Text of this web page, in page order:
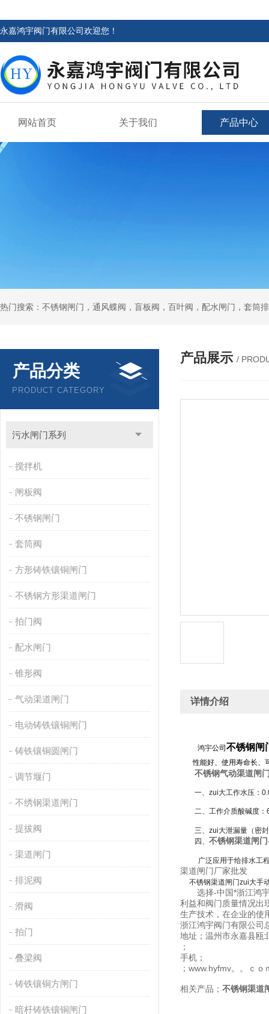
永嘉鸿宇阀门有限公司欢迎您！
网站首页 关于我们 产品中心
热门搜索：不锈钢闸门，通风蝶阀，盲板阀，百叶阀，配水闸门，套筒
产品分类
PRODUCT CATEGORY
污水闸门系列
搅拌机
闸板阀
不锈钢闸门
套筒阀
方形铸铁镶铜闸门
不锈钢方形渠道闸门
拍门阀
配水闸门
锥形阀
气动渠道闸门
电动铸铁镶铜闸门
铸铁镶铜圆闸门
调节堰门
不绣钢渠道闸门
提拔阀
渠道闸门
排泥阀
滑阀
拍门
叠梁阀
铸铁镶铜方闸门
暗杆铸铁镶铜闸门
产品展示 /
详情介绍
鸿宇公司 不锈钢闸
性能好、使用寿命长、
不锈钢气动渠道闸
一、zui大工作水压：
二、工作介质酸碱度：
三、zui大泄漏量 （密
四、 不锈钢渠道闸门
广泛应用于给排水工
渠道闸门厂家批发
不锈钢渠道闸门zui大手
选择-中国*浙江鸿宇
利益和阀门质量情况出
生产技术，在企业的使
浙江鸿宇阀门有限公司
地址；温州市永嘉县瓯
；
手机；
；www.hyfmv。。ｃｏ
相关产品； 不锈钢渠道